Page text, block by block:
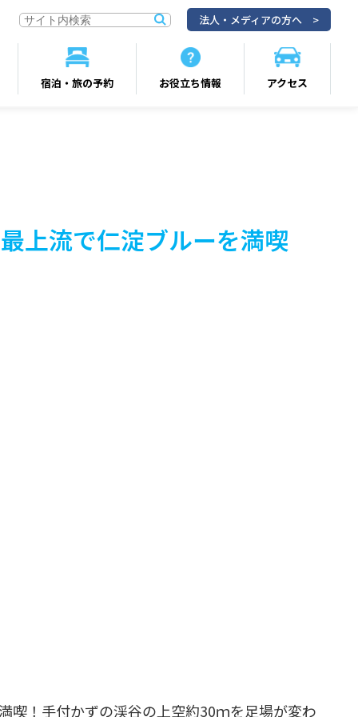
宿泊・旅の予約 お役立ち情報 アクセス
法人・メディアの方へ
上流で仁淀ブルーを満喫
喫！手付かずの渓谷の上空約30ｍを足場が変わ